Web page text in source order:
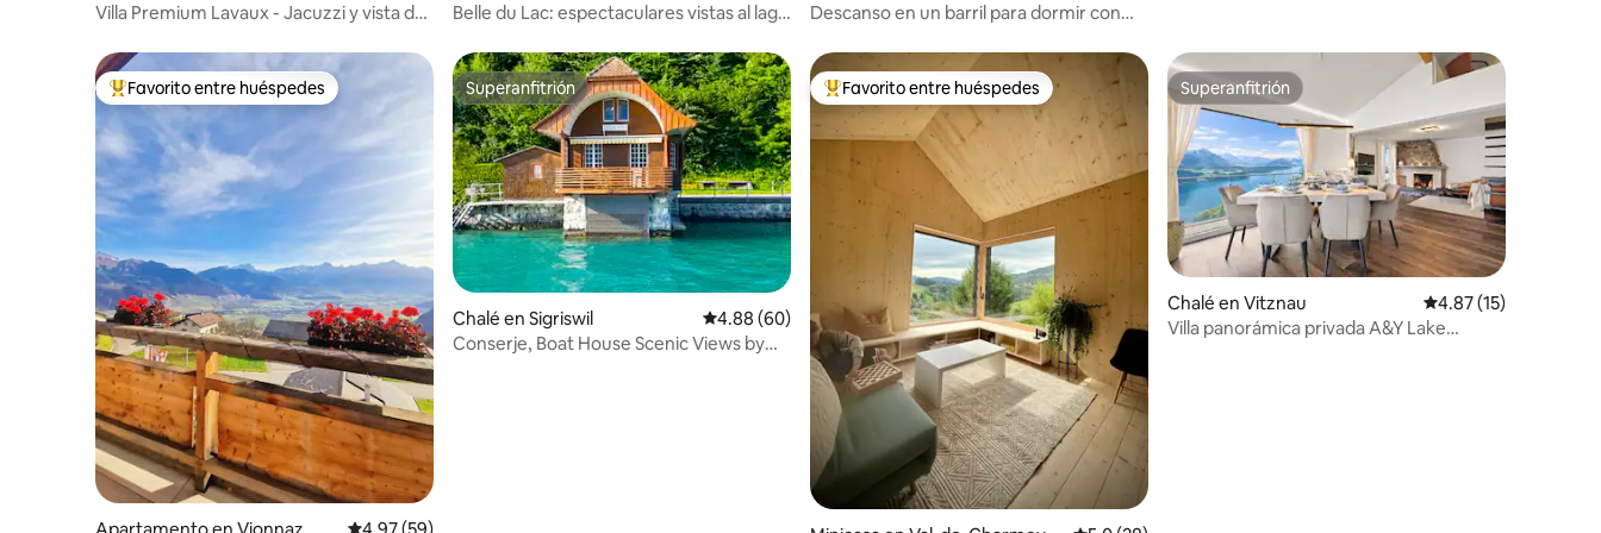
vaux
Villa Premium Lavaux - Jacuzzi y vista de
Belle du Lac: espectaculares vistas al lago
Descanso en un barril para dormir con
Favorito entre huéspedes preferido
Favorito entre huéspedes Superanfitrión
Superanfitrión
Chalé en Sigriswil Calificación promedio: 4.88 de 5, 60 reseñas
4.88 (60)
Conserje, Boat House Scenic Views by
Favorito entre huéspedes preferido
Favorito entre huéspedes Superanfitrión
Superanfitrión
Chalé en Vitznau Calificación
4.87 (15)
Villa panorámica privada A&Y Lake